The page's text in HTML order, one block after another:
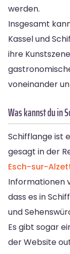
werden.
Insgesamt
Kassel und
ihre
voneinander
Was kannst du in
Schifflange ist
gesagt in der
Esch-sur-
Informationen
dass es in
und
Es gibt sogar
der Website